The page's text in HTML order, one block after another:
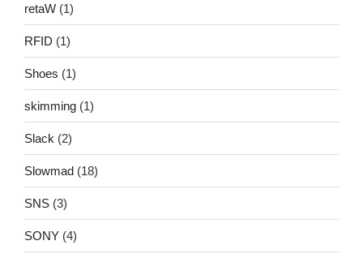
retaW (1)
RFID (1)
Shoes (1)
skimming (1)
Slack (2)
Slowmad (18)
SNS (3)
SONY (4)